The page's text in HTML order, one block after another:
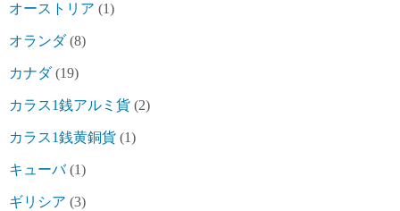
オーストリア (1)
オランダ(8)
カナダ(19)
カラス1銭アルミ貨 (2)
カラス1銭黄銅貨 (1)
キューバ(1)
ギリシア (3)